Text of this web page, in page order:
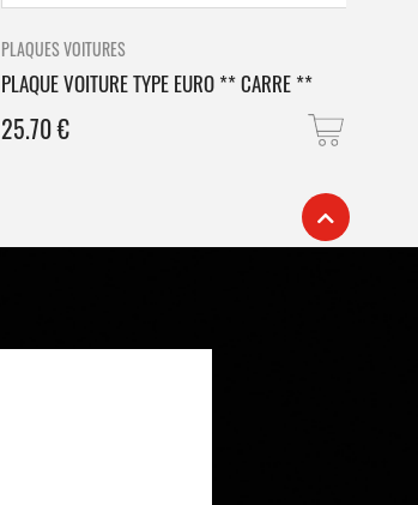
PLAQUES VOITURES
PLAQUE VOITURE TYPE EURO ** CARRE **
25.70€